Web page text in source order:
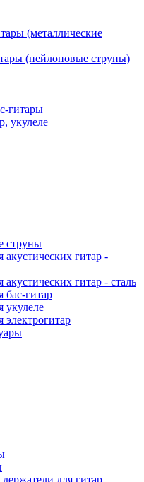
(металлические
(нейлоновые струны)
гитары
укулеле
струны
гитар -
гитар - сталь
бас-гитар
укулеле
для гитар